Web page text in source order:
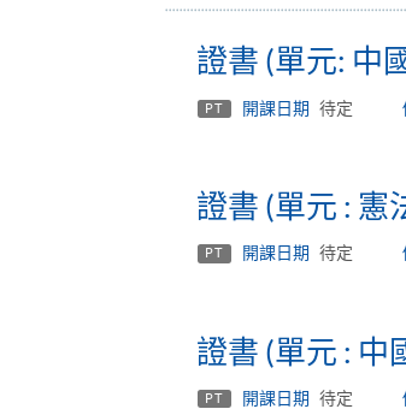
證書 (單元: 中
PT 開課日期 待定
證書 (單元 : 憲
PT 開課日期 待定
證書 (單元 : 中
PT 開課日期 待定